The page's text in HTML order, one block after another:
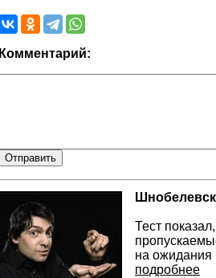
Комментарий:
Тест
на ожидания
подробнее